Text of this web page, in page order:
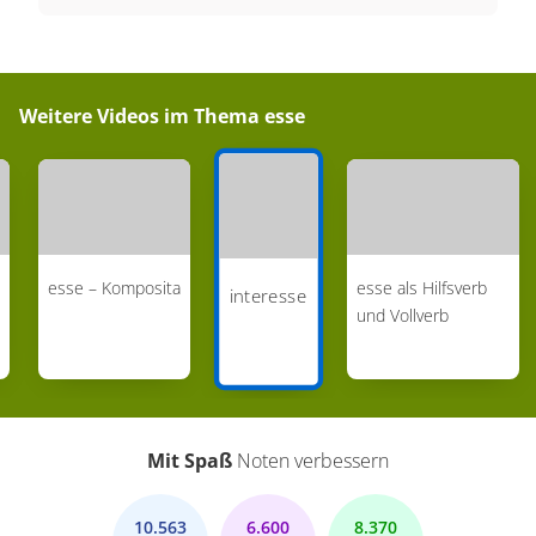
Possessivpronomina treten, und dass nicht - wie
beim simplex "esse" - im Nominativ Singular,
Ablativ Singular Femininum auf: Mea, tua, sua,
nostra, vestra interest / es ist für mich (dich, ihn,
sicher bist. C) Dann gibt es noch das
gebrauchtem Neutrum oder Adverb oder mit
Genitivus pretii. Die Frage würde lauten: Wie viel
liegt daran? Wir hätten mit adverbial gebrauchtem
Weitere Videos im Thema esse
esse – Komposita interesse
esse als Hilfsverb
und Vollverb
Mit Spaß Noten verbessern
10.563 6.600 8.370